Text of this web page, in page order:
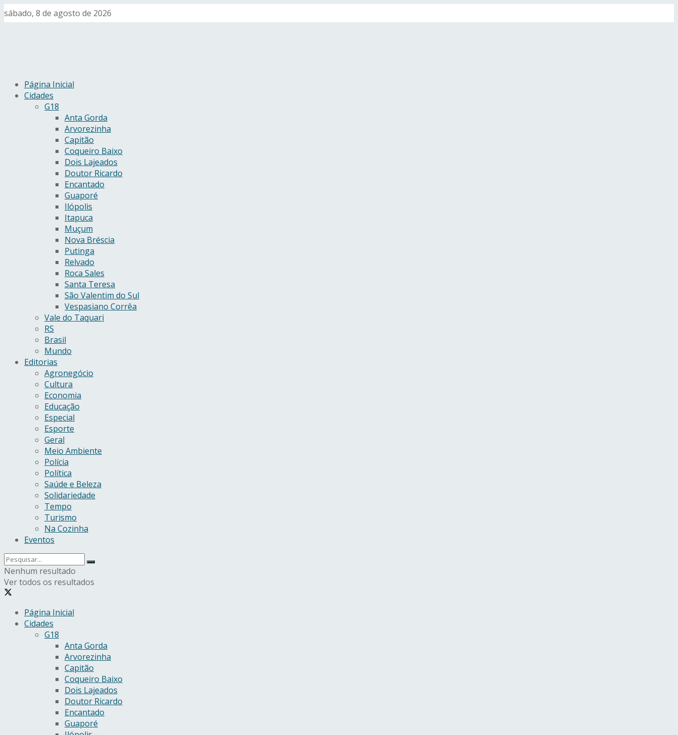
sábado, 8 de agosto de 2026
Página Inicial
Cidades
G18
Anta Gorda
Arvorezinha
Capitão
Coqueiro Baixo
Dois Lajeados
Doutor Ricardo
Encantado
Guaporé
Ilópolis
Itapuca
Muçum
Nova Bréscia
Putinga
Relvado
Roca Sales
Santa Teresa
São Valentim do Sul
Vespasiano Corrêa
Vale do Taquari
RS
Brasil
Mundo
Editorias
Agronegócio
Cultura
Economia
Educação
Especial
Esporte
Geral
Meio Ambiente
Polícia
Política
Saúde e Beleza
Solidariedade
Tempo
Turismo
Na Cozinha
Eventos
Nenhum resultado
Ver todos os resultados
Página Inicial
Cidades
G18
Anta Gorda
Arvorezinha
Capitão
Coqueiro Baixo
Dois Lajeados
Doutor Ricardo
Encantado
Guaporé